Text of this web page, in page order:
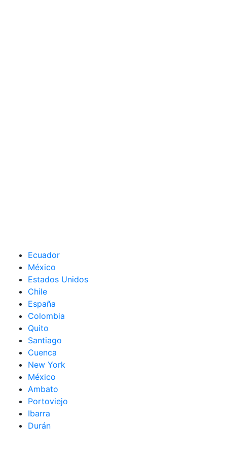
Ecuador
México
Estados Unidos
Chile
España
Colombia
Quito
Santiago
Cuenca
New York
México
Ambato
Portoviejo
Ibarra
Durán